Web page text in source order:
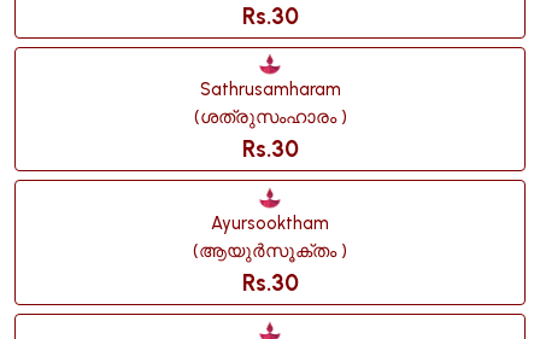
Rs.30
Sathrusamharam
(ശത്രുസംഹാരം )
Rs.30
Ayursooktham
(ആയുർസൂക്തം )
Rs.30